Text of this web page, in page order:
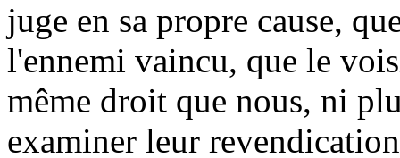
juge en sa propre cause,
l'ennemi vaincu, que le
même droit que nous, ni
examiner leur